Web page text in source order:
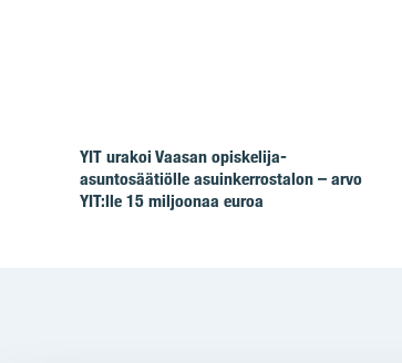
YIT urakoi Vaasan opiskelija-
asuntosäätiölle asuinkerrostalon – arvo
YIT:lle 15 miljoonaa euroa